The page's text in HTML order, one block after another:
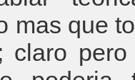
mas que
claro